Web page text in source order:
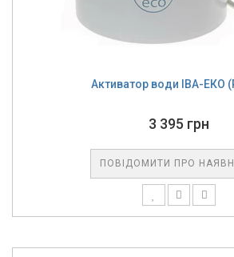
Активатор води ІВА-ЕКО
3 395 грн
ПОВІДОМИТИ ПРО